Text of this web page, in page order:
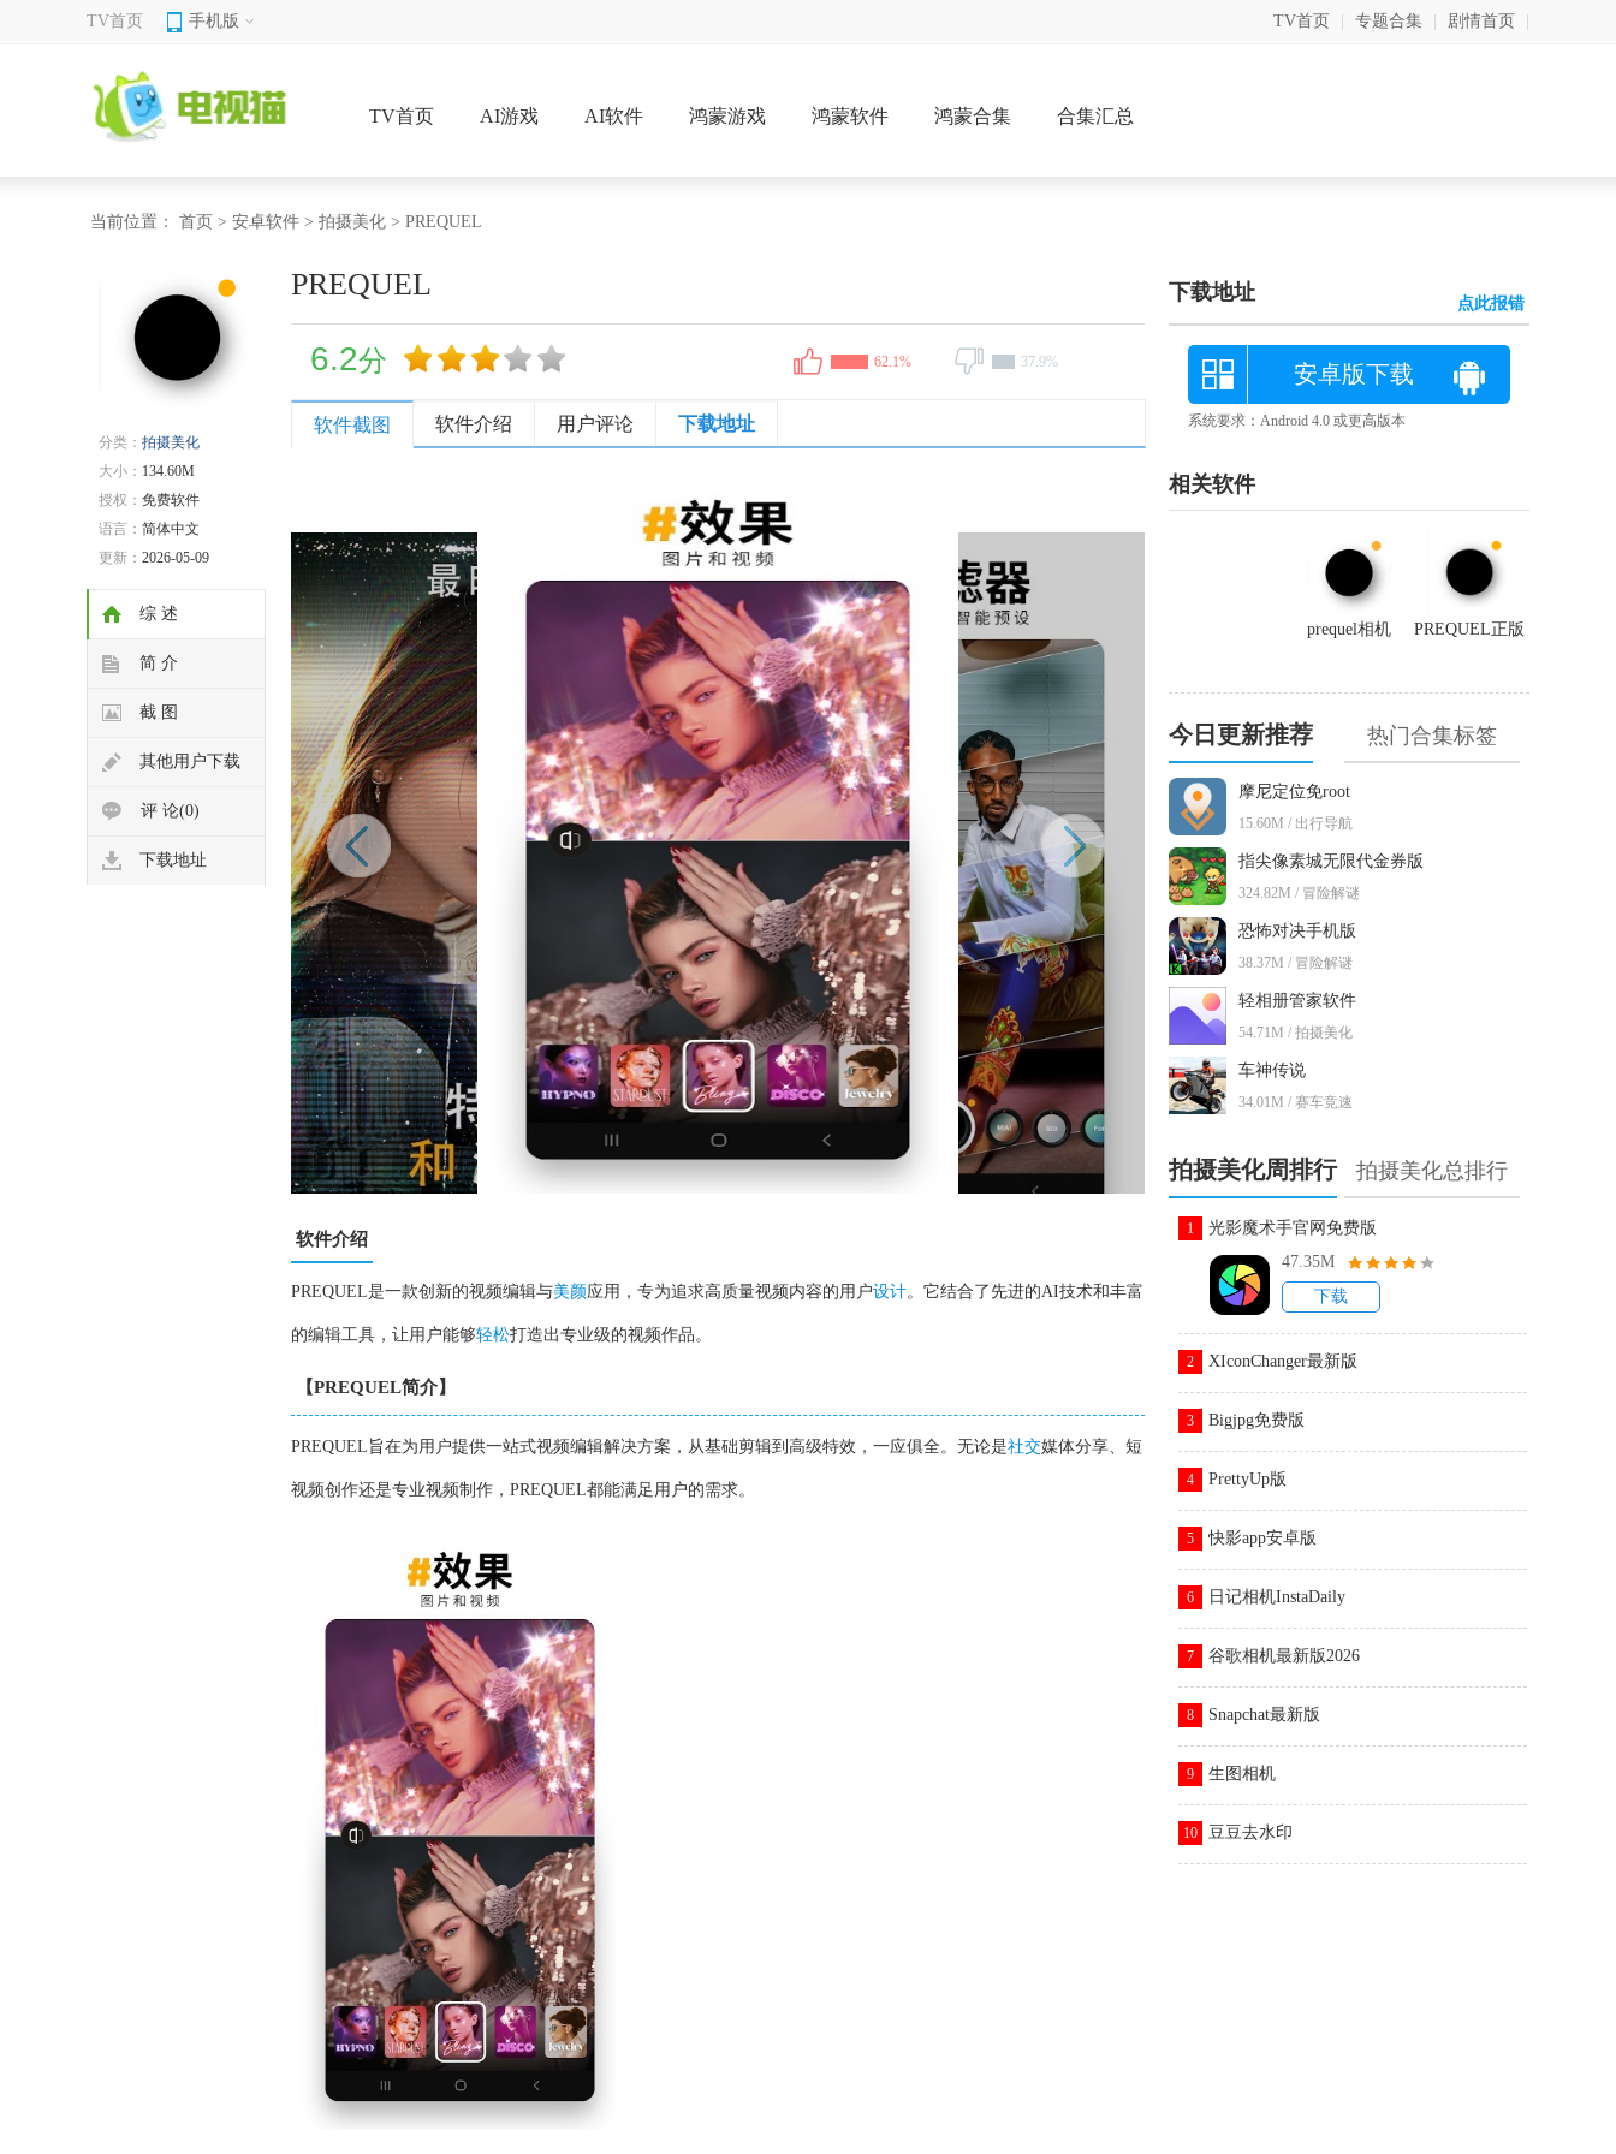
TV首页 手机版 TV首页 专题合集 剧情首页
TV首页 AI游戏 AI软件 鸿蒙游戏 鸿蒙软件 鸿蒙合集 合集汇总
当前位置： 首页 > 安卓软件 > 拍摄美化 > PREQUEL
分类： 拍摄美化
大小： 134.60M
授权： 免费软件
语言： 简体中文
更新： 2026-05-09
综 述
简 介
截 图
其他用户下载
评 论(0)
下载地址
PREQUEL
6.2分 62.1% 37.9%
软件截图 软件介绍 用户评论 下载地址
软件介绍
PREQUEL是一款创新的视频编辑与美颜应用，专为追求高质量视频内容的用户设计。它结合了先进的AI技术和丰富
的编辑工具，让用户能够轻松打造出专业级的视频作品。
【PREQUEL简介】
PREQUEL旨在为用户提供一站式视频编辑解决方案，从基础剪辑到高级特效，一应俱全。无论是社交媒体分享、短
视频创作还是专业视频制作，PREQUEL都能满足用户的需求。
下载地址 点此报错
安卓版下载
系统要求：Android 4.0 或更高版本
相关软件
PREQUEL正版
prequel相机
今日更新推荐 热门合集标签
摩尼定位免root
15.60M / 出行导航
指尖像素城无限代金券版
324.82M / 冒险解谜
恐怖对决手机版
38.37M / 冒险解谜
轻相册管家软件
54.71M / 拍摄美化
车神传说
34.01M / 赛车竞速
拍摄美化周排行 拍摄美化总排行
1
光影魔术手官网免费版
47.35M
下载
2 XIconChanger最新版
3 Bigjpg免费版
4 PrettyUp版
5 快影app安卓版
6 日记相机InstaDaily
7 谷歌相机最新版2026
8 Snapchat最新版
9 生图相机
10 豆豆去水印